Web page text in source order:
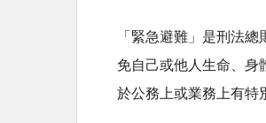
「緊急避難」是刑法
免自己或他人生命、身
於公務上或業務上有特